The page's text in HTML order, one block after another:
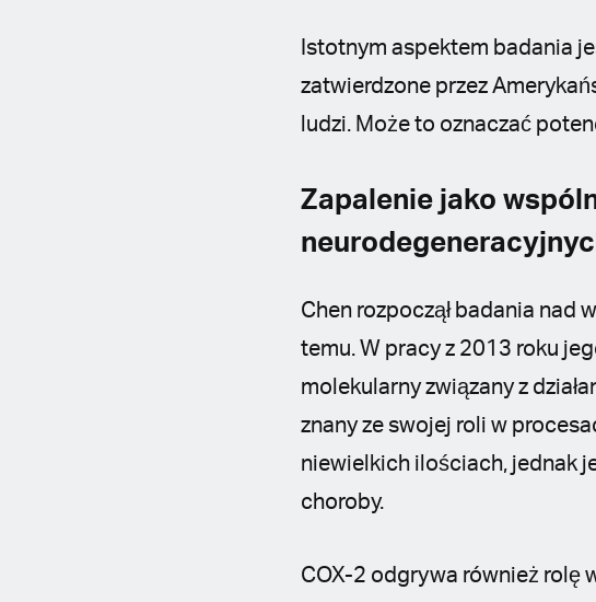
Istotnym aspektem badania
zatwierdzone przez
ludzi. Może to oznaczać
Zapalenie jako
Chen rozpoczął badania nad
temu. W pracy z 2013 roku
molekularny związany z
znany ze swojej roli w
niewielkich ilościach, jednak
choroby.
COX-2 odgrywa również rolę